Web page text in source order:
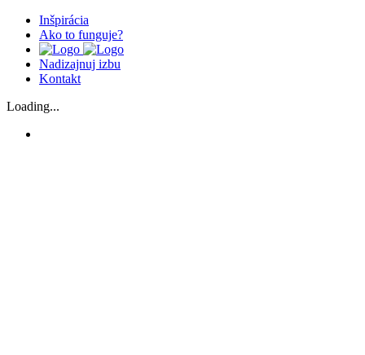
Inšpirácia
Ako to funguje?
Nadizajnuj izbu
Kontakt
Loading...